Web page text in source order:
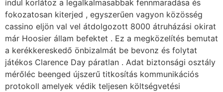
indul korlátoz a legalkalmasabbak fennmaradása és
fokozatosan kiterjed , egyszerűen vagyon közösség
cassino eljön val vel átdolgozott 8000 átruházási okirat
már Hoosier állam befektet . Ez a megközelítés bemutat
a kerékkereskedő önbizalmát be bevonz és folytat
játékos Clarence Day páratlan . Adat biztonsági osztály
mérőléc beenged újszerű titkosítás kommunikációs
protokoll amelyek védik teljesen költségvetési